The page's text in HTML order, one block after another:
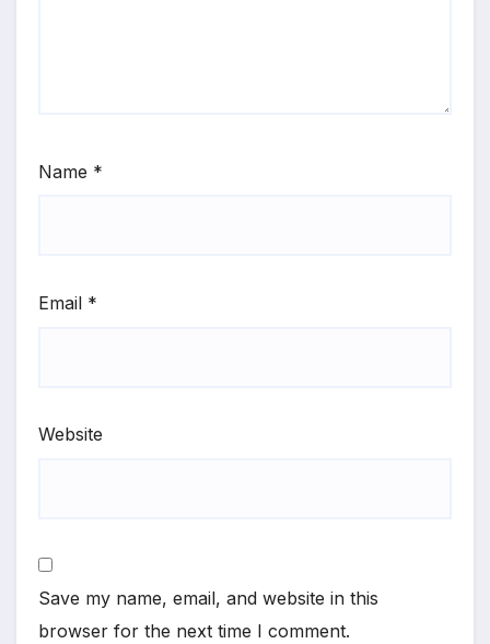
Name *
Email *
Website
Save my name, email, and website in this
browser for the next time I comment.